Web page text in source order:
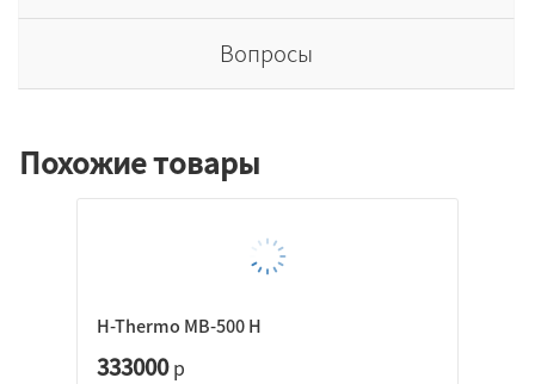
Вопросы
Похожие товары
H-Thermo MB-500 H
333000р